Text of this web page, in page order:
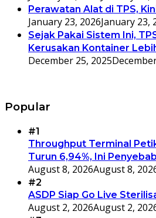
Perawatan Alat di TPS,
January 23, 2026January 23,
Sejak Pakai Sistem Ini,
Kerusakan Kontainer
December 25, 2025
Popular
#1
Throughput Terminal
Turun 6,94%, Ini
August 8, 2026August 8,
#2
ASDP Siap Go Live
August 2, 2026August 2,